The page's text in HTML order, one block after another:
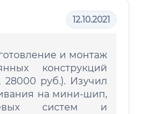
12.10.2021
и монтаж
конструкций
28000 руб.). Изучил
на мини-шип,
систем и